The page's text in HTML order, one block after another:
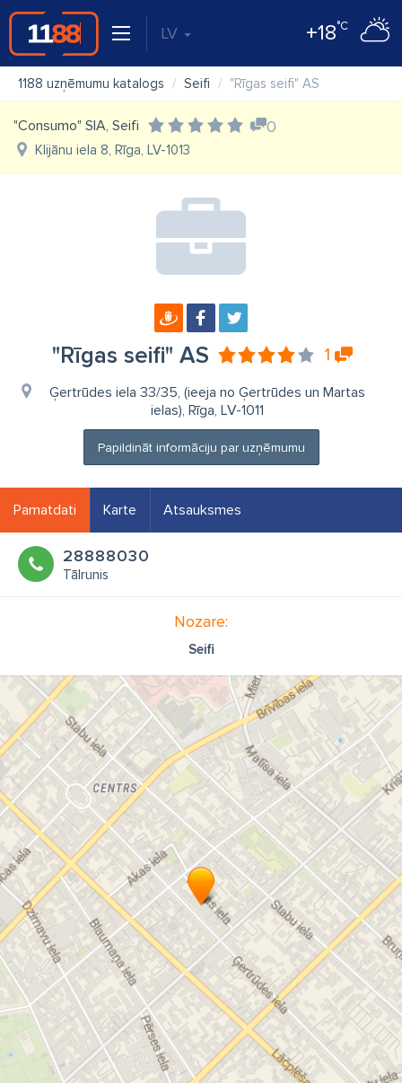
LV +18°C
1188 uzņēmumu katalogs Seifi "Rīgas seifi" AS
"Consumo" SIA, Seifi 0
Klijānu iela 8, Rīga, LV-1013
"Rīgas seifi" AS 1
Ģertrūdes iela 33/35, (ieeja no Ģertrūdes un Martas
ielas), Rīga, LV-1011
Papildināt informāciju par uzņēmumu
Pamatdati Karte Atsauksmes
28888030
Tālrunis
Nozare:
Seifi